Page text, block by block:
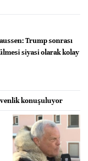
Trump sonrası
siyasi olarak kolay
konuşuluyor